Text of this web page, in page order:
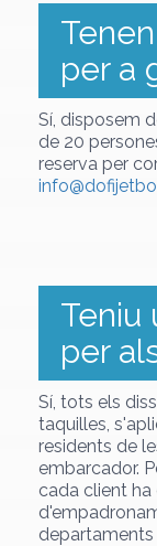
per a
Sí, disposem
de 20
reserva per
Teniu
per
Sí, tots els
taquilles,
residents de
embarcador.
cada client
departaments